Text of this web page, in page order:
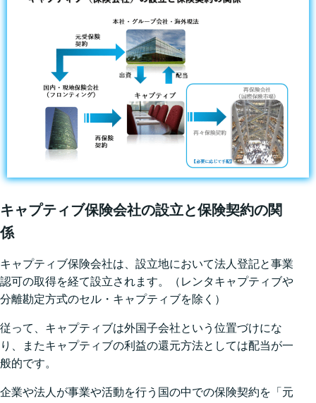
キャプティブ保険会社の設⽴と保険契約の関
係
キャプティブ保険会社は、設⽴地において法⼈登記と事業
認可の取得を経て設⽴されます。（レンタキャプティブや
分離勘定⽅式のセル・キャプティブを除く）
従って、キャプティブは外国⼦会社という位置づけにな
り、またキャプティブの利益の還元⽅法としては配当が⼀
般的です。
企業や法⼈が事業や活動を⾏う国の中での保険契約を「元